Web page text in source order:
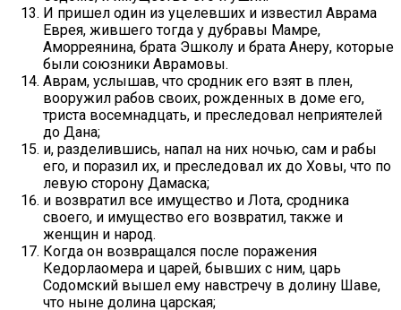
И пришел один из уцелевших и известил Аврама
Еврея, жившего тогда у дубравы Мамре,
Аморреянина, брата Эшколу и брата Анеру, которые
были союзники Аврамовы.
Аврам, услышав, что сродник его взят в плен,
вооружил рабов своих, рожденных в доме его,
триста восемнадцать, и преследовал неприятелей
до Дана;
и, разделившись, напал на них ночью, сам и рабы
его, и поразил их, и преследовал их до Ховы, что по
левую сторону Дамаска;
и возвратил все имущество и Лота, сродника
своего, и имущество его возвратил, также и
женщин и народ.
Когда он возвращался после поражения
Кедорлаомера и царей, бывших с ним, царь
Содомский вышел ему навстречу в долину Шаве,
что ныне долина царская;